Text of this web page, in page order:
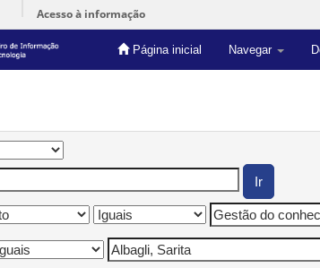
Acesso à informação
Página inicial Navegar